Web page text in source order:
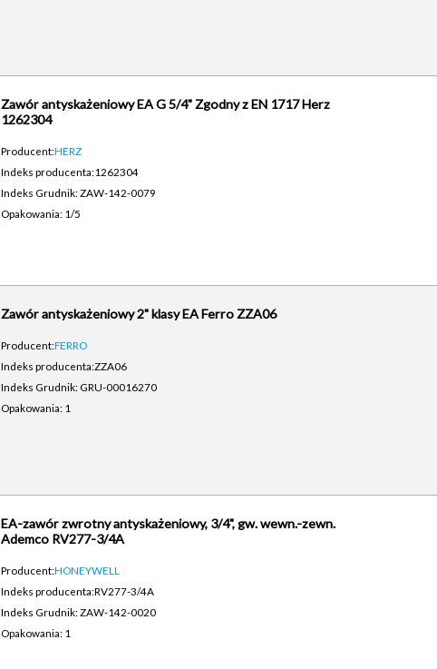
Zawór antyskażeniowy EA G 5/4" Zgodny z EN 1717 Herz
1262304
Producent:HERZ
Indeks producenta:1262304
Indeks Grudnik: ZAW-142-0079
Opakowania: 1/5
Zawór antyskażeniowy 2" klasy EA Ferro ZZA06
Producent:FERRO
Indeks producenta:ZZA06
Indeks Grudnik: GRU-00016270
Opakowania: 1
EA-zawór zwrotny antyskażeniowy, 3/4", gw. wewn.-zewn.
Ademco RV277-3/4A
Producent:HONEYWELL
Indeks producenta:RV277-3/4A
Indeks Grudnik: ZAW-142-0020
Opakowania: 1